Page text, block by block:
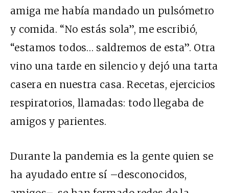
amiga me había mandado un pulsómetro
y comida. “No estás sola”, me escribió,
“estamos todos… saldremos de esta”. Otra
vino una tarde en silencio y dejó una tarta
casera en nuestra casa. Recetas, ejercicios
respiratorios, llamadas: todo llegaba de
amigos y parientes.
Durante la pandemia es la gente quien se
ha ayudado entre sí –desconocidos,